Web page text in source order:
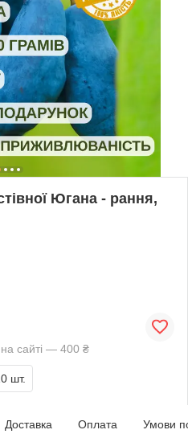
Югана - рання,
сайті — 400 ₴
шт.
Доставка Оплата Умови